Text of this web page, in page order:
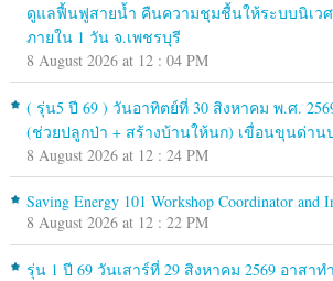
ดูแลฟื้นฟูสายน้ำ คืนความชุมชื้นให้ระบบนิเว
ภายใน 1 วัน จ.เพชรบุรี
8 August 2026 at 12 : 04 PM
( รุ่น5 ปี 69 ) วันอาทิตย์ที่ 30 สิงหาคม พ.ศ.
(ช่วยปลูกป่า + สร้างบ้านให้นก) เขื่อนขุนด่าน
8 August 2026 at 12 : 24 PM
Saving Energy 101 Workshop Coordinator and
8 August 2026 at 12 : 22 PM
รุ่น 1 ปี 69 วันเสาร์ที่ 29 สิงหาคม 2569 อาสา